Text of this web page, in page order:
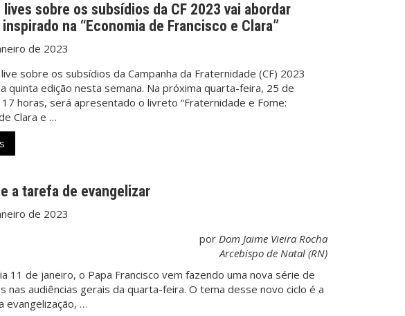
lives sobre os subsídios da CF 2023 vai abordar
na “Economia de Francisco e Clara”
de 2023
sobre os subsídios da Campanha da Fraternidade (CF) 2023
quinta edição nesta semana. Na próxima quarta-feira, 25 de
horas, será apresentado o livreto “Fraternidade e Fome:
Clara e …
a tarefa de evangelizar
de 2023
por Dom Jaime Vieira Rocha
Arcebispo de Natal (RN)
11 de janeiro, o Papa Francisco vem fazendo uma nova série de
nas audiências gerais da quarta-feira. O tema desse novo ciclo é a
evangelização, …